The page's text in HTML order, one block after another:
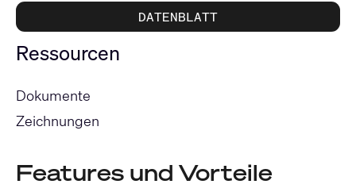
DATENBLATT
Ressourcen
Dokumente
Zeichnungen
Features und Vorteile